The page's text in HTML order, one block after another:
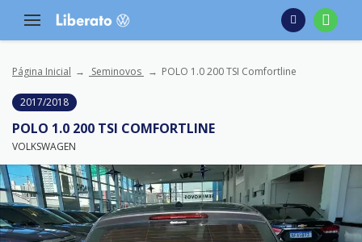
Página Inicial Seminovos POLO 1.0 200 TSI Comfortline
2017/2018
POLO 1.0 200 TSI COMFORTLINE
VOLKSWAGEN